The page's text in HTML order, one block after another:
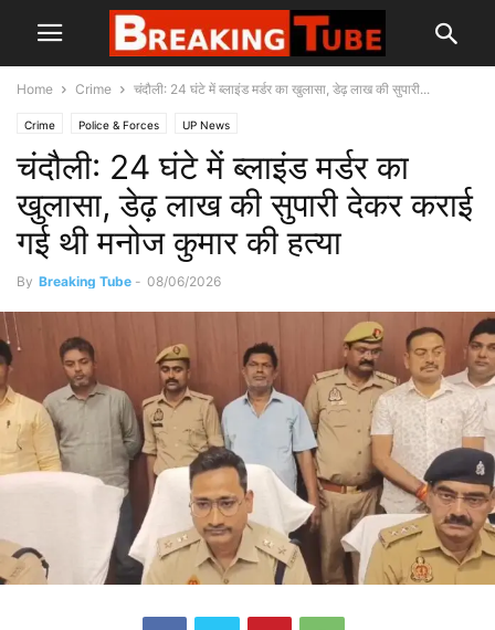
Home Crime चंदौली: 24 घंटे में ब्लाइंड मर्डर का खुलासा, डेढ़ लाख की सुपारी...
Crime Police & Forces UP News
चंदौली: 24 घंटे में ब्लाइंड मर्डर का
खुलासा, डेढ़ लाख की सुपारी देकर कराई
गई थी मनोज कुमार की हत्या
By Breaking Tube - 08/06/2026